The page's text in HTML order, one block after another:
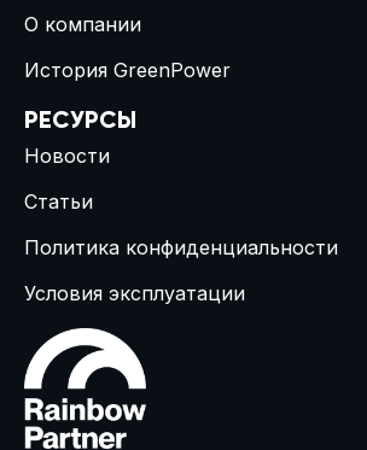
О компании
История GreenPower
РЕСУРСЫ
Новости
Статьи
Политика конфиденциальности
Условия эксплуатации